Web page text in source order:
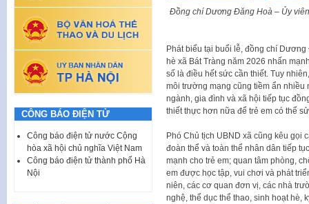
Đồng chí Dương Đăng Hoà – Ủy
Phát biểu tại buổi lễ, đồng chí
hè xã Bát Tràng năm 2026 nhấn
số là điều hết sức cần thiết. Tuy
môi trường mạng cũng tiềm ẩn
ngành, gia đình và xã hội tiếp tục
thiết thực hơn nữa để trẻ em có thể
Phó Chủ tịch UBND xã cũng kêu gọi
đoàn thể và toàn thể nhân dân tiếp
mạnh cho trẻ em; quan tâm phòng,
em được học tập, vui chơi và phát
niên, các cơ quan đơn vị, các nhà
nghệ, thể dục thể thao, sinh hoạt hè,
CÔNG BÁO ĐIỆN TỬ
Công báo điện tử nước Cộng
hòa xã hội chủ nghĩa Việt Nam
Công báo điện tử thành phố Hà
Nội